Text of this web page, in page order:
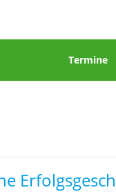
Termine